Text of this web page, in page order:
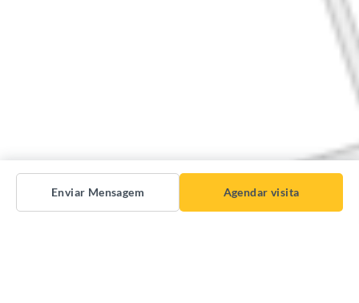
Enviar Mensagem Agendar visita